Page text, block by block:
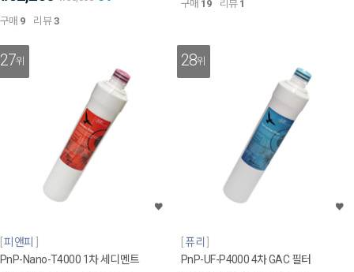
구매 9 리뷰3
구매 19 리뷰 1
27위
피앤피
PnP-Nano-T4000 1차 세디멘트
28위
퓨리
PnP-UF-P4000 4차 GAC 필터